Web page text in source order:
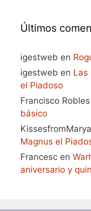
Últimos
igestweb en
igestweb en Las
el Piadoso
Francisco Robles
básico
KissesfromMarya
Magnus el
Francesc en
aniversario y